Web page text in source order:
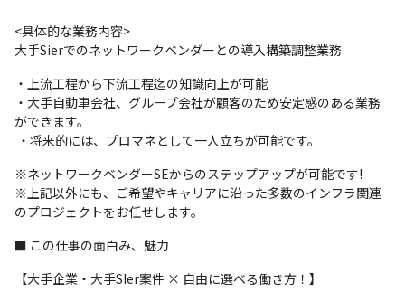
<具体的な業務内容>
大手Sierでのネットワークベンダーとの導入構築調整業務
・上流工程から下流工程迄の知識向上が可能
・大手自動車会社、グループ会社が顧客のため安定感のある業務
ができます。
・将来的には、プロマネとして一人立ちが可能です。
※ネットワークベンダーSEからのステップアップが可能です!
※上記以外にも、ご希望やキャリアに沿った多数のインフラ関連
のプロジェクトをお任せします。
■ この仕事の面白み、魅力
【大手企業・大手SIer案件 × 自由に選べる働き方！】